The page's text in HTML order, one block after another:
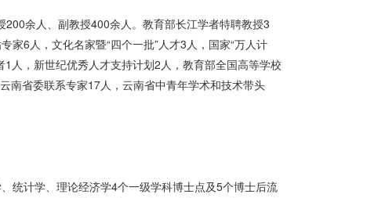
余人、副教授400余人。教育部长江学者特聘教授3
家6人，文化名家暨“四个一批”人才3人，国家“万人计
人，新世纪优秀人才支持计划2人，教育部全国高等学校
南省委联系专家17人，云南省中青年学术和技术带头
统计学、理论经济学4个一级学科博士点及5个博士后流